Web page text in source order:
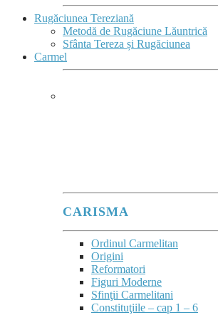
Rugăciunea Tereziană
Metodă de Rugăciune Lăuntrică
Sfânta Tereza și Rugăciunea
Carmel
CARISMA
Ordinul Carmelitan
Origini
Reformatori
Figuri Moderne
Sfinţii Carmelitani
Constituţiile – cap 1 – 6